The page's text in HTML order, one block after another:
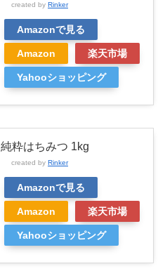
created by Rinker
Amazonで見る
Amazon 楽天市場
Yahooショッピング
純粋はちみつ 1kg
created by Rinker
Amazonで見る
Amazon 楽天市場
Yahooショッピング